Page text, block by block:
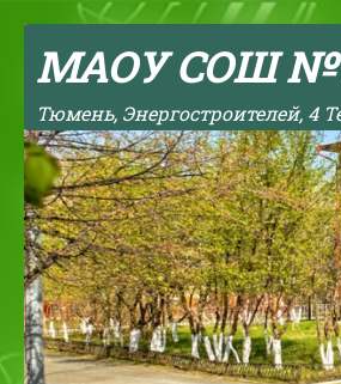
МАОУ СОШ
Тюмень, Энергостроителей, 4